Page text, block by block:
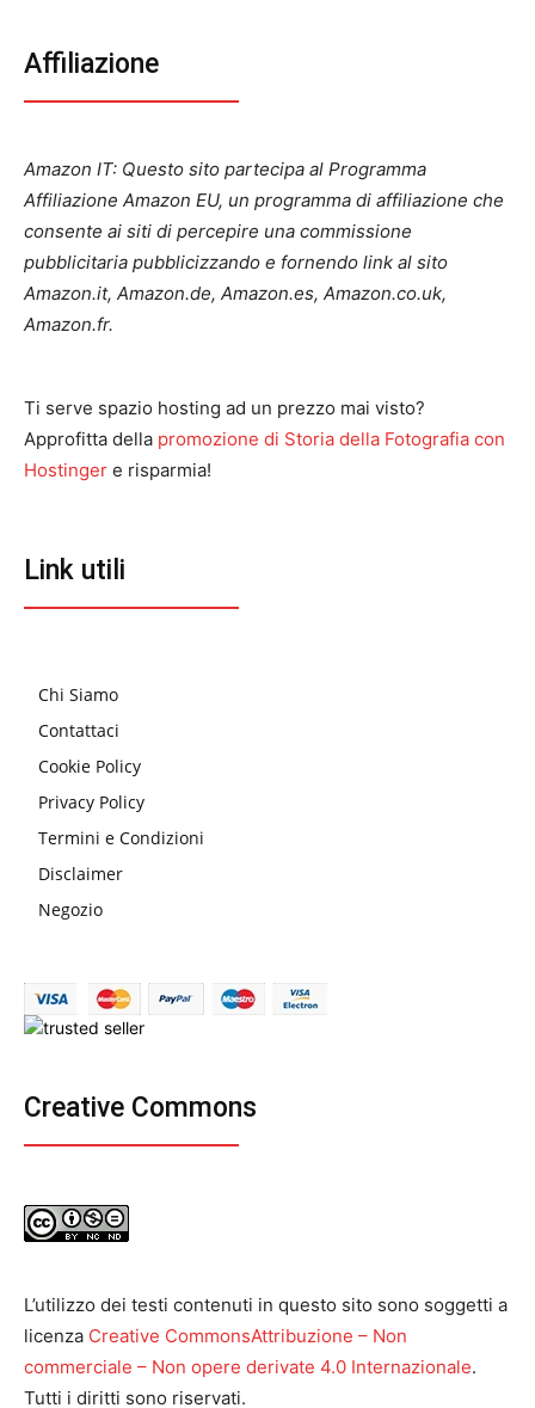
Affiliazione
Amazon IT: Questo sito partecipa al Programma
Affiliazione Amazon EU, un programma di affiliazione che
consente ai siti di percepire una commissione
pubblicitaria pubblicizzando e fornendo link al sito
Amazon.it, Amazon.de, Amazon.es, Amazon.co.uk,
Amazon.fr.
Ti serve spazio hosting ad un prezzo mai visto?
Approfitta della promozione di Storia della Fotografia con
Hostinger e risparmia!
Link utili
Chi Siamo
Contattaci
Cookie Policy
Privacy Policy
Termini e Condizioni
Disclaimer
Negozio
Creative Commons
L’utilizzo dei testi contenuti in questo sito sono soggetti a
licenza Creative CommonsAttribuzione – Non
commerciale – Non opere derivate 4.0 Internazionale.
Tutti i diritti sono riservati.